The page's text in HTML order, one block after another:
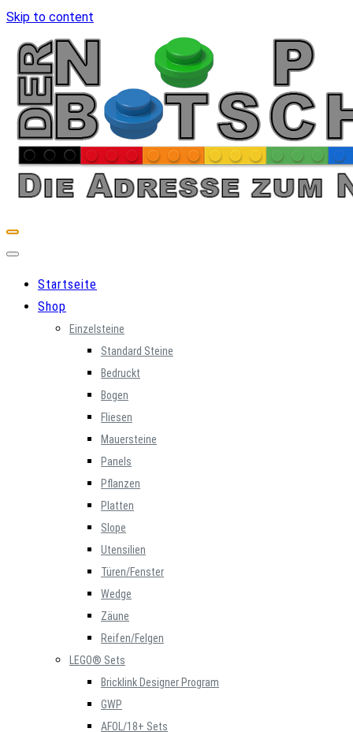
Skip to content
Startseite
Shop
Einzelsteine
Standard Steine
Bedruckt
Bogen
Fliesen
Mauersteine
Panels
Pflanzen
Platten
Slope
Utensilien
Türen/Fenster
Wedge
Zäune
Reifen/Felgen
LEGO® Sets
Bricklink Designer Program
GWP
AFOL/18+ Sets